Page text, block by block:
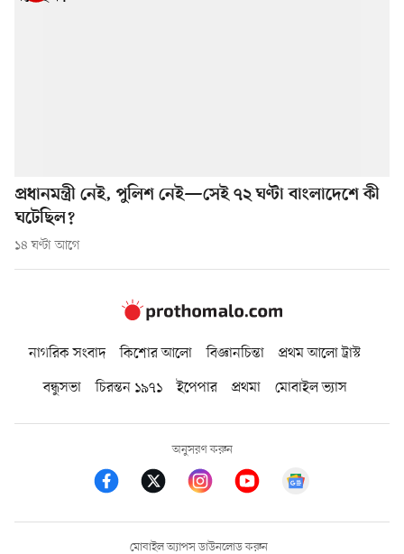
প্রধানমন্ত্রী নেই, পুলিশ নেই—সেই ৭২ ঘণ্টা বাংলাদেশে কী
ঘটেছিল?
১৪ ঘণ্টা আগে
নাগরিক সংবাদ কিশোর আলো বিজ্ঞানচিন্তা
প্রথম আলো ট্রাস্ট
বন্ধুসভা
চিরন্তন ১৯৭১ ইপেপার প্রথমা মোবাইল ভ্যাস
অনুসরণ করুন
মোবাইল অ্যাপস ডাউনলোড করুন